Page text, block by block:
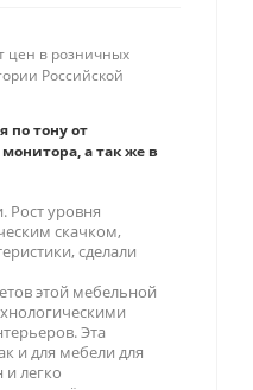
цен в розничных
Российской
по тону от
а так же в
Рост уровня
скачком,
сделали
этой мебельной
Эта
и для мебели для
легко